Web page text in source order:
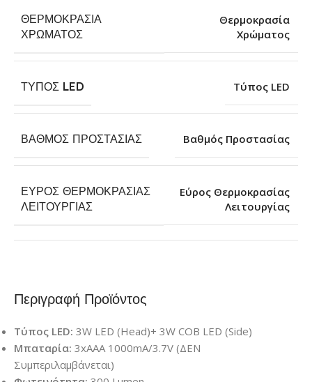
Περιγραφή Προϊόντος
Τύπος LED: 3W LED (Head)+ 3W COB LED (Side)
Μπαταρία: 3xAAA 1000mA/3.7V (ΔΕΝ
Συμπεριλαμβάνεται)
ΘΕΡΜΟΚΡΑΣΊΑ
ΧΡΏΜΑΤΟΣ
Θερμοκρασία
Χρώματος
ΤΎΠΟΣ LED Τύπος LED
ΒΑΘΜΌΣ ΠΡΟΣΤΑΣΊΑΣ Βαθμός Προστασίας
ΕΎΡΟΣ ΘΕΡΜΟΚΡΑΣΊΑΣ
ΛΕΙΤΟΥΡΓΊΑΣ
Εύρος Θερμοκρασίας
Λειτουργίας